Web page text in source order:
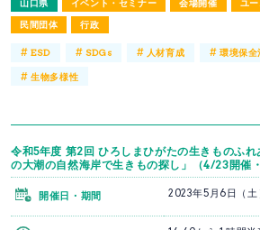
山口県 イベント・セミナー 会場開催 ユー
民間団体
行政
#ESD # SDGs # 人材育成 # 環境保全
#生物多様性
令和5年度 第2回 ひろしまひがたの生きものふれ
の大潮の自然海岸で生きもの探し」（4/23開催・
開催日・期間 2023年5月6日（土